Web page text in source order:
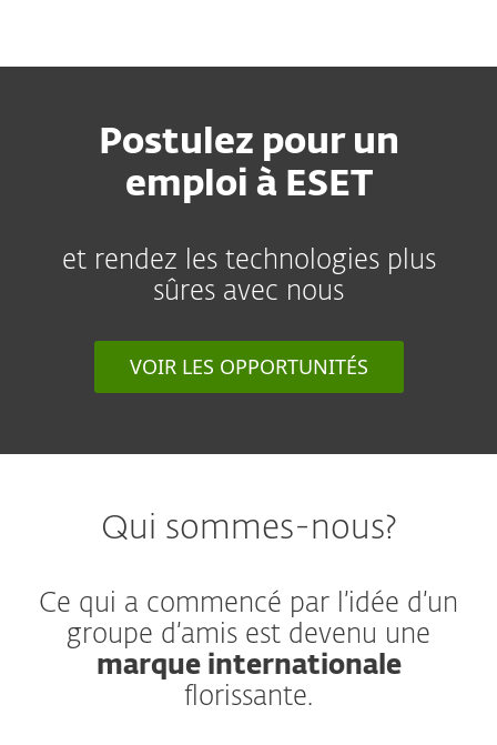
Postulez pour un
emploi à ESET
et rendez les technologies plus
sûres avec nous
VOIR LES OPPORTUNITÉS
Qui sommes-nous?
Ce qui a commencé par l’idée d’un
groupe d’amis est devenu une
marque internationale
florissante.